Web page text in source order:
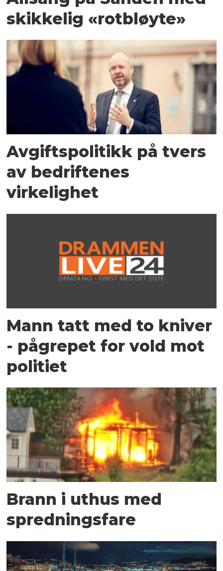
skikkelig «rotbløyte»
Avgiftspolitikk på tvers
av bedriftenes
virkelighet
Mann tatt med to kniver
- pågrepet for vold mot
politiet
Brann i uthus med
spredningsfare